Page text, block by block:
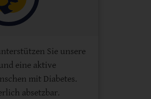
Sie unsere
eine aktive
mit Diabetes.
absetzbar.